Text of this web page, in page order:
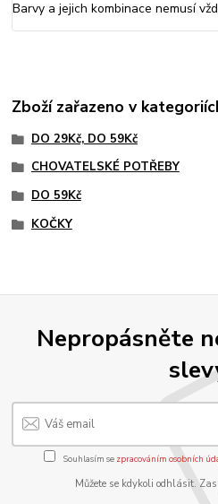
Barvy a jejich kombinace nemusí
Zboží zařazeno v
DO 29Kč, DO 59Kč
CHOVATELSKÉ POTŘEBY
DO 59Kč
KOČKY
Nepropásněte
Souhlasím se zpracováním osobních
Můžete se kdykoli odhlásit.